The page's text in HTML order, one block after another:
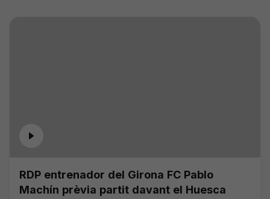
RDP entrenador del Girona FC Pablo
Machín prèvia partit davant el Huesca